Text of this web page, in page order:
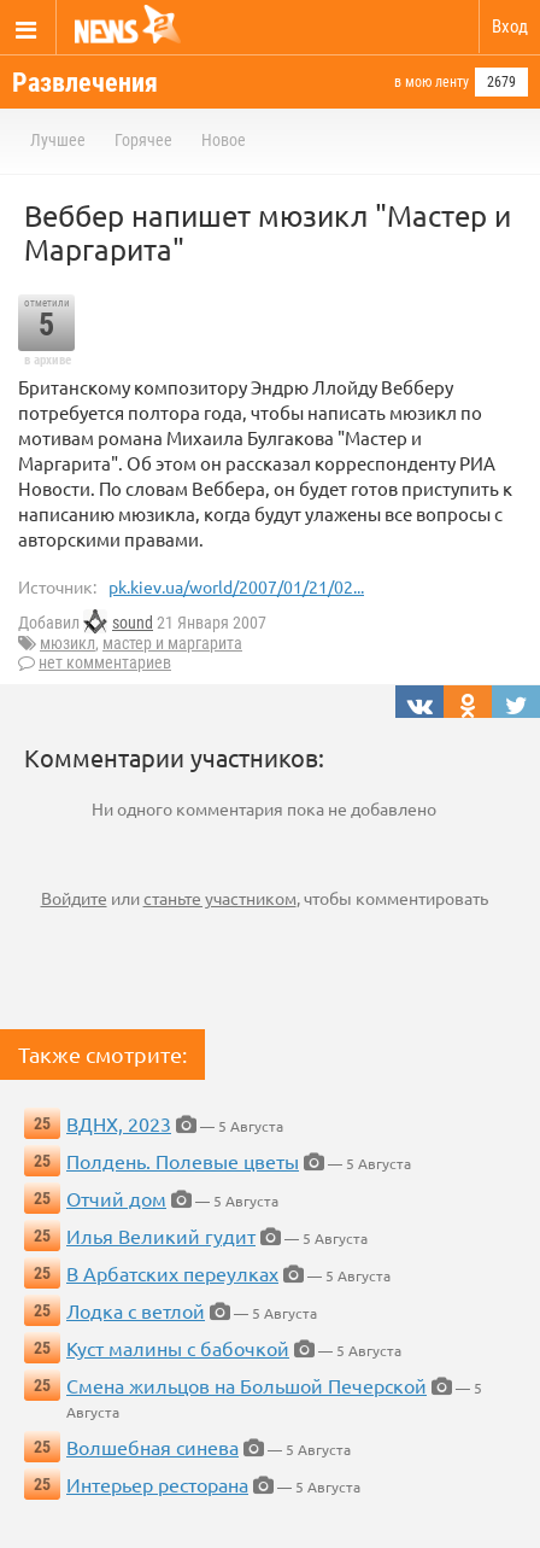
Вход
Развлечения в мою ленту 2679
Лучшее Горячее Новое
Веббер напишет мюзикл "Мастер и
Маргарита"
отметили
5
в архиве
Британскому композитору Эндрю Ллойду Вебберу
потребуется полтора года, чтобы написать мюзикл по
мотивам романа Михаила Булгакова "Мастер и
Маргарита". Об этом он рассказал корреспонденту РИА
Новости. По словам Веббера, он будет готов приступить к
написанию мюзикла, когда будут улажены все вопросы с
авторскими правами.
Источник: pk.kiev.ua/world/2007/01/21/02...
Добавил sound 21 Января 2007
мюзикл, мастер и маргарита
нет комментариев
Комментарии участников:
Ни одного комментария пока не добавлено
Войдите илистаньте участником, чтобы комментировать
Также смотрите:
25 ВДНХ, 2023
— 5 Августа
25
Полдень. Полевые цветы
— 5 Августа
25
Отчий дом
— 5 Августа
25
Илья Великий гудит
— 5 Августа
25
В Арбатских переулках
— 5 Августа
25
Лодка с ветлой
— 5 Августа
25
Куст малины с бабочкой
— 5 Августа
25
Смена жильцов на Большой Печерской
— 5
Августа
25
Волшебная синева
— 5 Августа
25
Интерьер ресторана — 5 Августа